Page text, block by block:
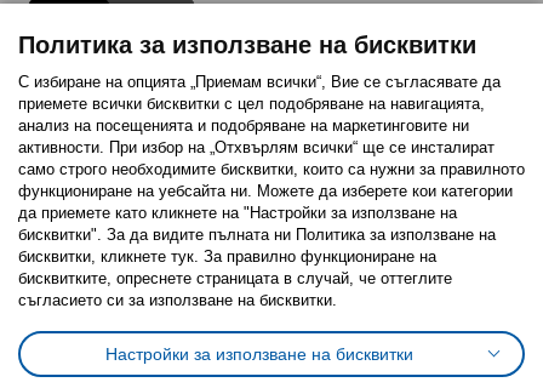
Последвайте ни:
FacebookTwitterYoutubePinterestInstagram
Политика за използване на бисквитки (Cookies)
Избор на настройки за използване на бисквитки
Условия за ползване на ikea.bgОбща политика за личните данни
Политика за защита на личните данни на ikea.bg
Политика за използване на бисквитки
С избиране на опцията „Приемам всички“, Вие се съгласявате да
приемете всички бисквитки с цел подобряване на навигацията,
анализ на посещенията и подобряване на маркетинговите ни
активности. При избор на „Отхвърлям всички“ ще се инсталират
само строго необходимитe бисквитки, които са нужни за правилното
функциониране на уебсайта ни. Можете да изберете кои категории
да приемете като кликнете на "Настройки за използване на
бисквитки". За да видите пълната ни Политика за използване на
бисквитки, кликнете тук. За правилно функциониране на
бисквитките, опреснете страницата в случай, че оттеглите
съгласието си за използване на бисквитки.
Настройки за използване на бисквитки